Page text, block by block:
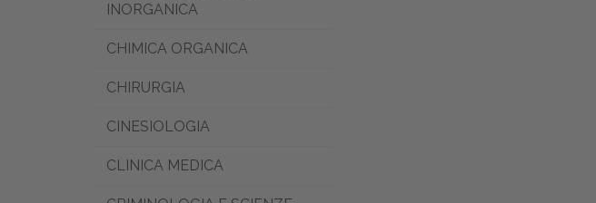
INORGANICA
CHIMICA ORGANICA
CHIRURGIA
CINESIOLOGIA
CLINICA MEDICA